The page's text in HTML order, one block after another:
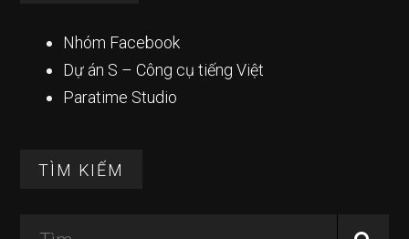
Nhóm Facebook
Dự án S – Công cụ tiếng Việt
Paratime Studio
TÌM KIẾM